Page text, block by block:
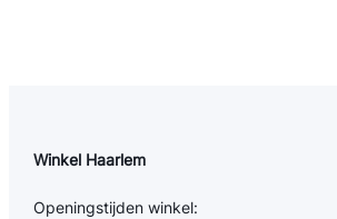
Winkel Haarlem
Openingstijden winkel: